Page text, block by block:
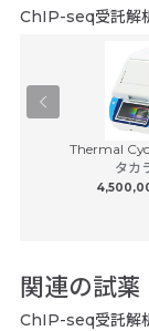
ChIP-seq受託解
Thermal
タカ
関連の試
ChIP-seq受託解